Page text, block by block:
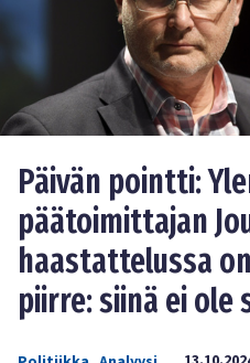
Päivän pointti:
päätoimittajan
haastattelussa
piirre: siinä ei ole